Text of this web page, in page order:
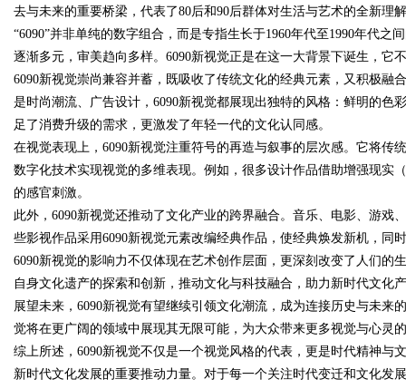
uz
!
去与未来的重要桥梁，代表了80后和90后群体对生活与艺术的全新理
“6090”并非单纯的数字组合，而是专指生长于1960年代至1990年代
逐渐多元，审美趋向多样。6090新视觉正是在这一大背景下诞生，它
6090新视觉崇尚兼容并蓄，既吸收了传统文化的经典元素，又积极
是时尚潮流、广告设计，6090新视觉都展现出独特的风格：鲜明的
足了消费升级的需求，更激发了年轻一代的文化认同感。
在视觉表现上，6090新视觉注重符号的再造与叙事的层次感。它将
数字化技术实现视觉的多维表现。例如，很多设计作品借助增强现实
的感官刺激。
此外，6090新视觉还推动了文化产业的跨界融合。音乐、电影、游
些影视作品采用6090新视觉元素改编经典作品，使经典焕发新机，同
6090新视觉的影响力不仅体现在艺术创作层面，更深刻改变了人们
自身文化遗产的探索和创新，推动文化与科技融合，助力新时代文化
展望未来，6090新视觉有望继续引领文化潮流，成为连接历史与未来
觉将在更广阔的领域中展现其无限可能，为大众带来更多视觉与心灵
综上所述，6090新视觉不仅是一个视觉风格的代表，更是时代精神
新时代文化发展的重要推动力量。对于每一个关注时代变迁和文化发